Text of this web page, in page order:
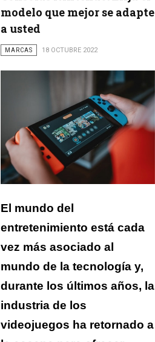
modelo que mejor se adapte
a usted
MARCAS 18 OCTUBRE 2022
El mundo del
entretenimiento está cada
vez más asociado al
mundo de la tecnología y,
durante los últimos años, la
industria de los
videojuegos ha retornado a